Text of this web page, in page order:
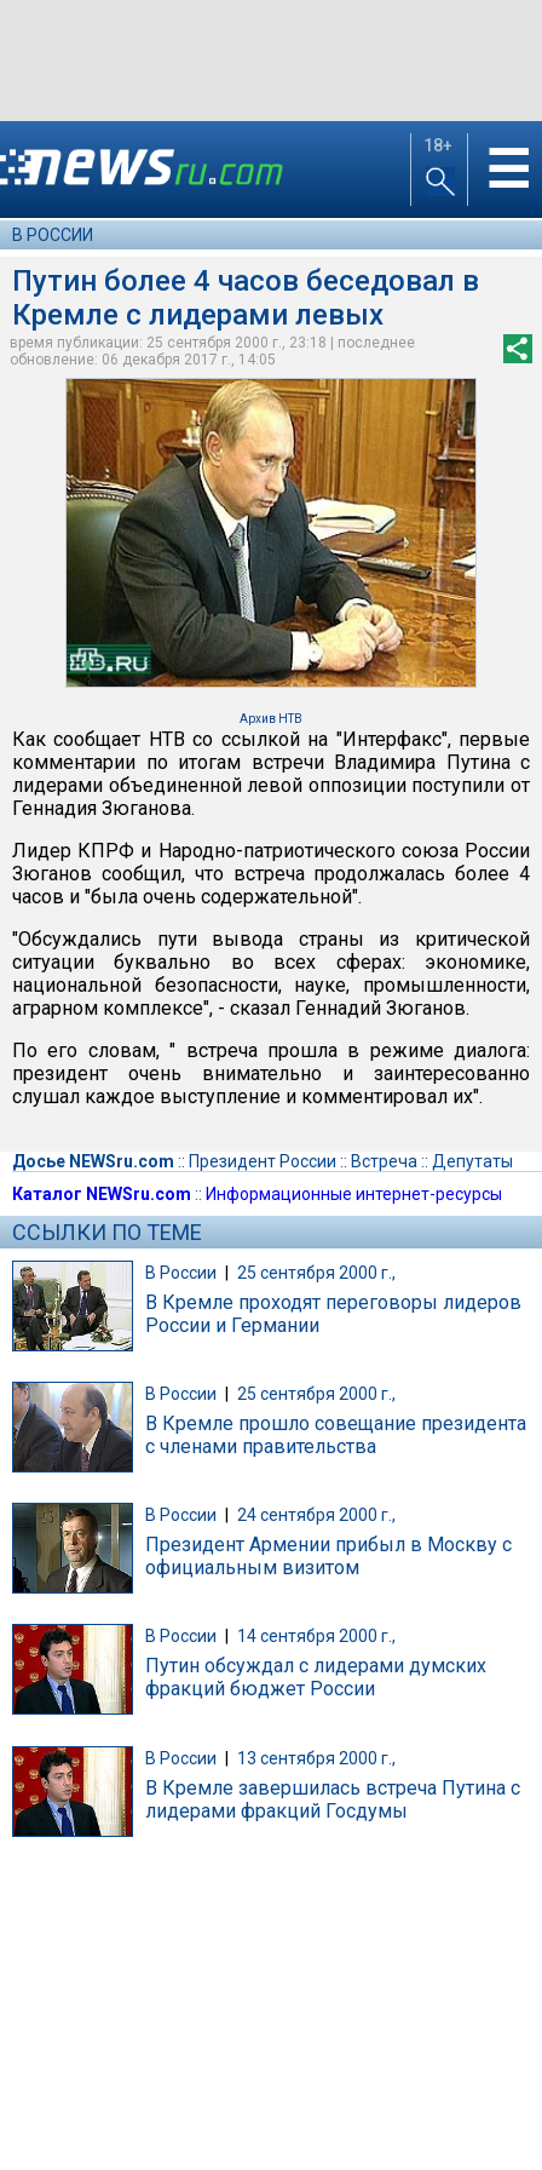
18+ ☰
В РОССИИ
Путин более 4 часов беседовал в
Кремле с лидерами левых
время публикации: 25 сентября 2000 г., 23:18 | последнее
обновление: 06 декабря 2017 г., 14:05
Архив НТВ
Как сообщает НТВ со ссылкой на "Интерфакс", первые
комментарии по итогам встречи Владимира Путина с
лидерами объединенной левой оппозиции поступили от
Геннадия Зюганова.
Лидер КПРФ и Народно-патриотического союза России
Зюганов сообщил, что встреча продолжалась более 4
часов и "была очень содержательной".
"Обсуждались пути вывода страны из критической
ситуации буквально во всех сферах: экономике,
национальной безопасности, науке, промышленности,
аграрном комплексе", - сказал Геннадий Зюганов.
По его словам, " встреча прошла в режиме диалога:
президент очень внимательно и заинтересованно
слушал каждое выступление и комментировал их".
Досье NEWSru.com :: Президент России :: Встреча :: Депутаты
Каталог NEWSru.com :: Информационные интернет-ресурсы
ССЫЛКИ ПО ТЕМЕ
В России | 25 сентября 2000 г.,
В Кремле проходят переговоры лидеров
России и Германии
В России 25 сентября 2000 г.,
В Кремле прошло совещание президента
с членами правительства
В России 24 сентября 2000 г.,
Президент Армении прибыл в Москву с
официальным визитом
В России 14 сентября 2000 г.,
Путин обсуждал с лидерами думских
фракций бюджет России
В России | 13 сентября 2000 г.,
В Кремле завершилась встреча Путина с
лидерами фракций Госдумы